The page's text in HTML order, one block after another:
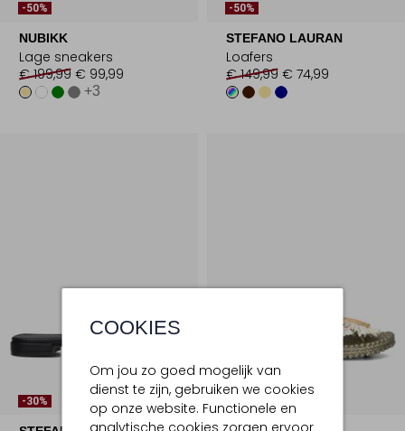
COOKIES
Om jou zo goed mogelijk van
dienst te zijn, gebruiken we cookies
op onze website. Functionele en
analytische cookies zorgen ervoor
-50%
NUBIKK
Lage sneakers
€ 199,99 € 99,99
+3
-50%
STEFANO LAURAN
Loafers
€ 149,99 € 74,99
-30% -10%